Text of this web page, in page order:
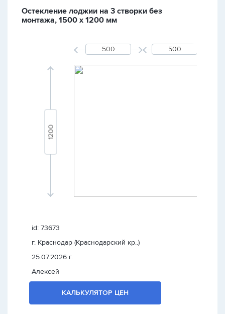
Остекление лоджии на 3 створки без
монтажа, 1500 х 1200 мм
id: 73673
г. Краснодар (Краснодарский кр..)
25.07.2026 г.
Алексей
КАЛЬКУЛЯТОР ЦЕН